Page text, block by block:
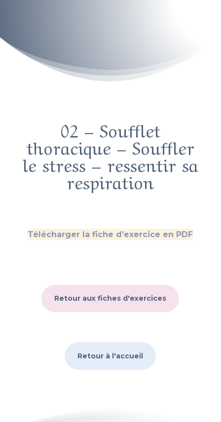
02 – Soufflet
thoracique – Souffler
le stress – ressentir sa
respiration
Télécharger la fiche d’exercice en PDF
Retour aux fiches d'exercices
Retour à l'accueil